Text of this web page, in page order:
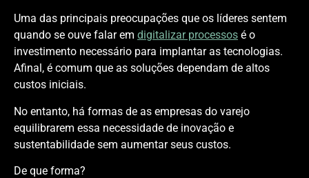
Uma das principais preocupações que os líderes sentem
quando se ouve falar em digitalizar processos é o
investimento necessário para implantar as tecnologias.
Afinal, é comum que as soluções dependam de altos
custos iniciais.
No entanto, há formas de as empresas do varejo
equilibrarem essa necessidade de inovação e
sustentabilidade sem aumentar seus custos.
De que forma?